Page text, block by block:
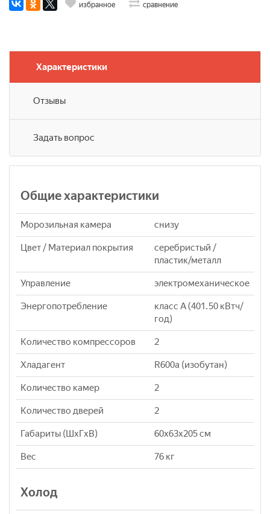
избранное сравнение
Характеристики
Отзывы
Задать вопрос
Общие характеристики
Морозильная камера снизу
Цвет / Материал покрытия
серебристый /
пластик/металл
Управление электромеханическое
Энергопотребление
класс A (401.50 кВтч/
год)
Количество компрессоров 2
Хладагент R600a (изобутан)
Количество камер 2
Количество дверей 2
Габариты (ШxГxВ) 60x63x205 см
Вес 76 кг
Холод